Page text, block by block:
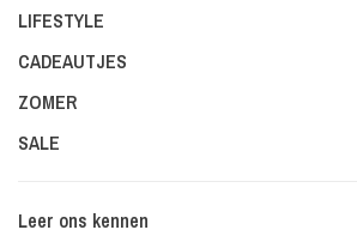
LIFESTYLE
CADEAUTJES
ZOMER
SALE
Leer ons kennen